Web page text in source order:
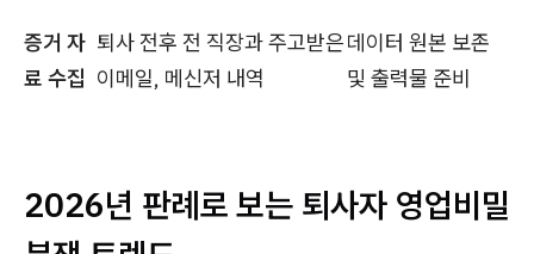
증거 자
료 수집
퇴사 전후 전 직장과 주고받은
이메일, 메신저 내역
데이터 원본 보존
및 출력물 준비
2026년 판례로 보는 퇴사자 영업비밀